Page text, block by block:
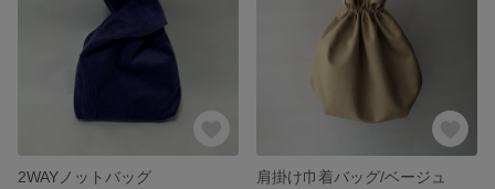
2WAYノットバッグ
肩掛け巾着バッグ/ベージュ